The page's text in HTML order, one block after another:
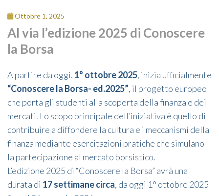
San Michele
Contatti
Ottobre 1, 2025
Al via l’edizione 2025 di Conoscere
la Borsa
A partire da oggi, 1° ottobre 2025, inizia ufficialmente
“Conoscere la Borsa- ed.2025”, il progetto europeo
che porta gli studenti alla scoperta della finanza e dei
mercati. Lo scopo principale dell’iniziativa è quello di
contribuire a diffondere la cultura e i meccanismi della
finanza mediante esercitazioni pratiche che simulano
la partecipazione al mercato borsistico.
L’edizione 2025 di “Conoscere la Borsa” avrà una
durata di 17 settimane circa, da oggi 1° ottobre 2025